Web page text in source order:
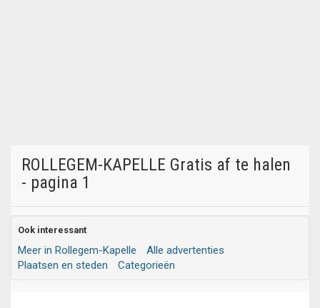
ROLLEGEM-KAPELLE Gratis af te halen
- pagina 1
Ook interessant
Meer in Rollegem-Kapelle
Alle advertenties
Plaatsen en steden
Categorieën